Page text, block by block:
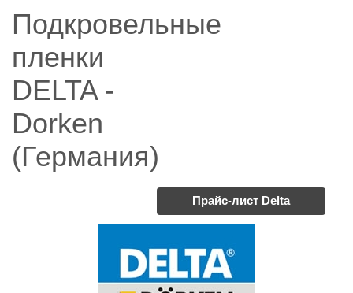
Подкровельные
пленки
DELTA -
Dorken
(Германия)
Прайс-лист Delta